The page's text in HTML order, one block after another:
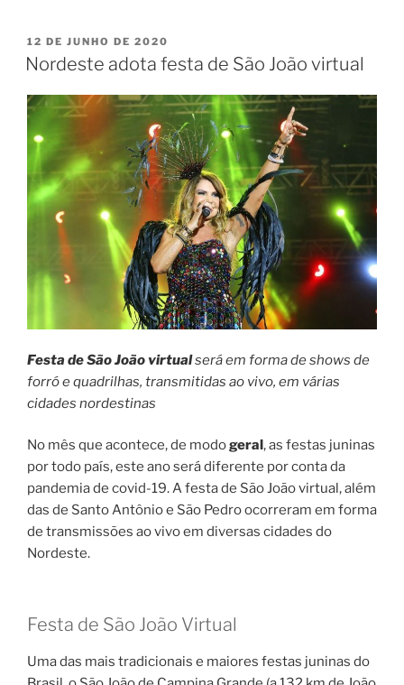
PUBLICADO
EM
12 DE JUNHO DE 2020
Nordeste adota festa de São João virtual
Festa de São João virtualserá em forma de shows de
forró e quadrilhas, transmitidas ao vivo, em várias
cidades nordestinas
No mês que acontece, de modogeral, as festas juninas
por todo país, este ano será diferente por conta da
pandemia de covid-19. A festa de São João virtual, além
das de Santo Antônio e São Pedro ocorreram em forma
de transmissões ao vivo em diversas cidades do
Nordeste.
Festa de São João Virtual
Uma das mais tradicionais e maiores festas juninas do